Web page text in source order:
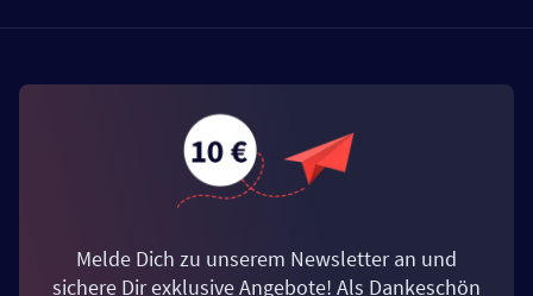
Melde Dich zu unserem Newsletter an und
sichere Dir exklusive Angebote! Als Dankeschön